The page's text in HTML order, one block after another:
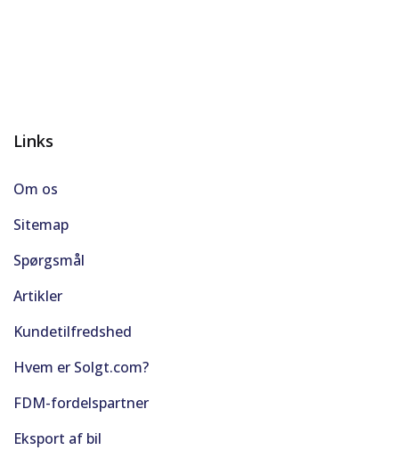
Links
Om os
Sitemap
Spørgsmål
Artikler
Kundetilfredshed
Hvem er Solgt.com?
FDM-fordelspartner
Eksport af bil